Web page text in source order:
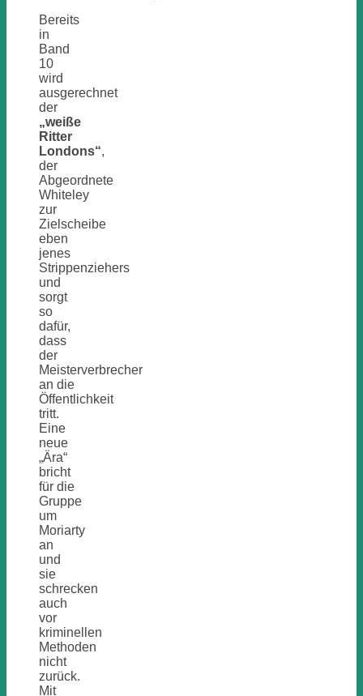
Bereits
in
Band
10
wird
ausgerechnet
der
„weiße
Ritter
Londons“,
der
Abgeordnete
Whiteley
zur
Zielscheibe
eben
jenes
Strippenziehers
und
sorgt
so
dafür,
dass
der
Meisterverbrecher
an die
Öffentlichkeit
tritt.
Eine
neue
„Ära“
bricht
für die
Gruppe
um
Moriarty
an
und
sie
schrecken
auch
vor
kriminellen
Methoden
nicht
zurück.
Mit